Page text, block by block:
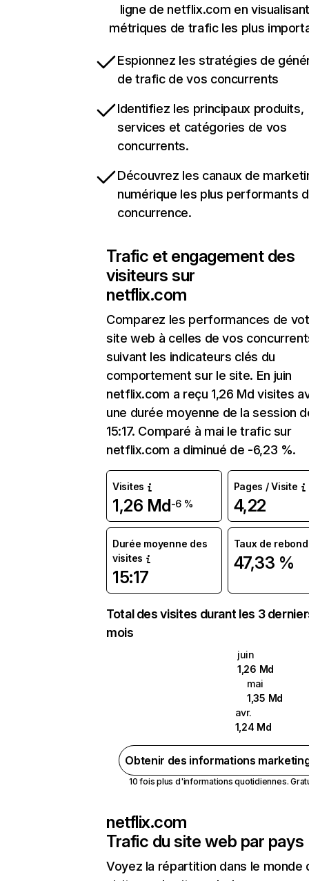
ligne de netflix.com en
métriques de trafic les plus
Espionnez les stratégies de
de trafic de vos concurrents
Identifiez les principaux produits,
services et catégories de vos
concurrents.
Découvrez les canaux de
numérique les plus performants
concurrence.
Trafic et engagement des
visiteurs sur
netflix.com
Comparez les performances de
site web à celles de vos
suivant les indicateurs clés du
comportement sur le site. En juin
netflix.com a reçu 1,26 Md visites
une durée moyenne de la session
15:17. Comparé à mai le trafic sur
netflix.com a diminué de -6,23 %.
Visites
1,26 Md-6 %
Pages / Visite
4,22
Durée moyenne des
visites
15:17
Taux de rebond
47,33 %
Total des visites durant les 3
mois
juin
1,26 Md
mai
1,35 Md
avr.
1,24 Md
Obtenir des informations
10 fois plus d'informations quotidiennes.
netflix.com
Trafic du site web par pays
Voyez la répartition dans le monde